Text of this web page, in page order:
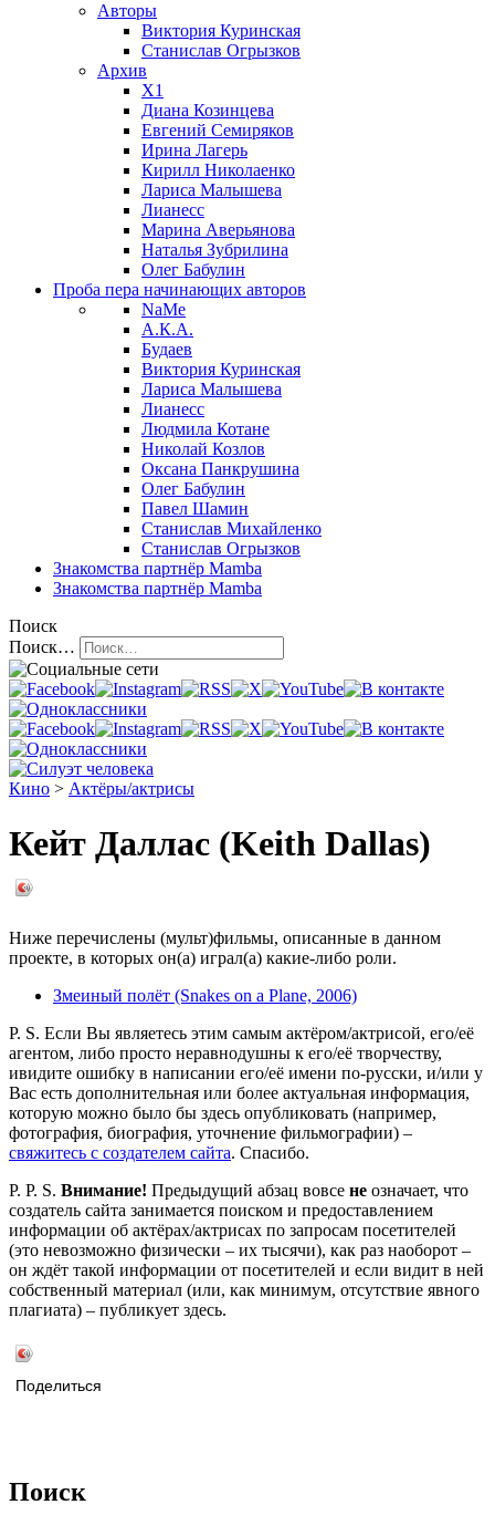
Авторы
Виктория Куринская
Станислав Огрызков
Архив
X1
Диана Козинцева
Евгений Семиряков
Ирина Лагерь
Кирилл Николаенко
Лариса Малышева
Лианесс
Марина Аверьянова
Наталья Зубрилина
Олег Бабулин
Проба пера начинающих авторов
NaMe
А.К.А.
Будаев
Виктория Куринская
Лариса Малышева
Лианесс
Людмила Котане
Николай Козлов
Оксана Панкрушина
Олег Бабулин
Павел Шамин
Станислав Михайленко
Станислав Огрызков
Знакомства партнёр Mamba
Знакомства партнёр Mamba
Поиск
Поиск…
Кино > Актёры/актрисы
Кейт Даллас (Keith Dallas)
Ниже перечислены (мульт)фильмы, описанные в данном
проекте, в которых он(а) играл(а) какие-либо роли.
Змеиный полёт (Snakes on a Plane, 2006)
P. S. Если Вы являетесь этим самым актёром/актрисой, его/её
агентом, либо просто неравнодушны к его/её творчеству,
ивидите ошибку в написании его/её имени по-русски, и/или у
Вас есть дополнительная или более актуальная информация,
которую можно было бы здесь опубликовать (например,
фотография, биография, уточнение фильмографии) –
свяжитесь с создателем сайта. Спасибо.
P. P. S. Внимание! Предыдущий абзац вовсе не означает, что
создатель сайта занимается поиском и предоставлением
информации об актёрах/актрисах по запросам посетителей
(это невозможно физически – их тысячи), как раз наоборот –
он ждёт такой информации от посетителей и если видит в ней
собственный материал (или, как минимум, отсутствие явного
плагиата) – публикует здесь.
Поделиться
Поиск